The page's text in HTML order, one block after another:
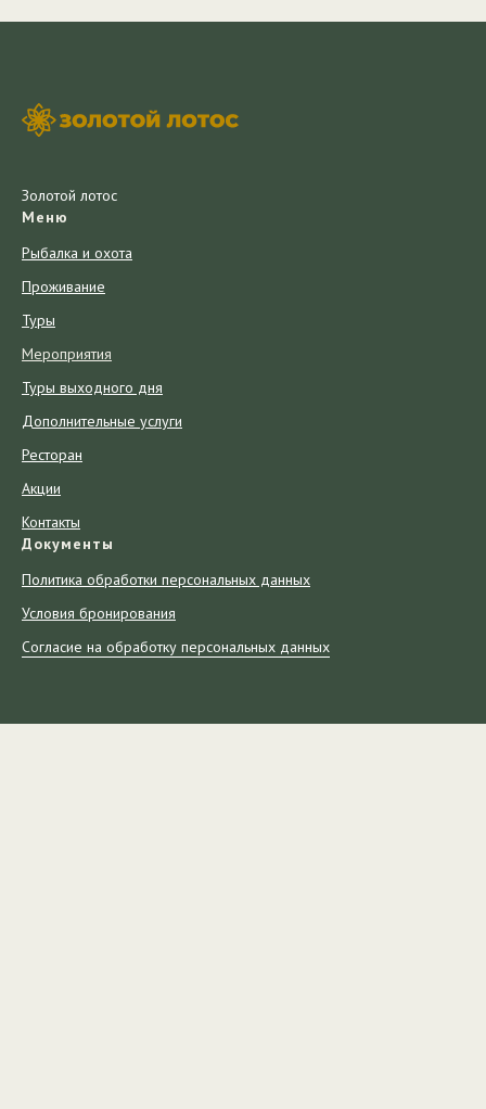
Золотой лотос
Меню
Рыбалка и охота
Проживание
Туры
Мероприятия
Туры выходного дня
Дополнительные услуги
Ресторан
Акции
Контакты
Документы
Политика обработки персональных данных
Условия бронирования
Согласие на обработку персональных данных